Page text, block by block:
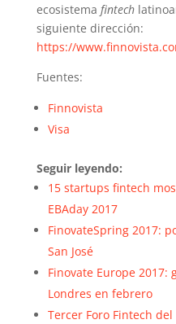
ecosistema fintech
siguiente dirección:
https://
Fuentes:
Finnovista
Visa
Seguir leyendo:
15 startups fintech
EBAday 2017
FinovateSpring 2017:
San José
Finovate Europe 2017:
Londres en febrero
Tercer Foro Fintech del